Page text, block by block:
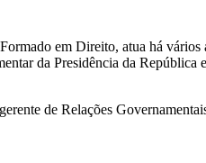
em Direito, atua há
da Presidência da